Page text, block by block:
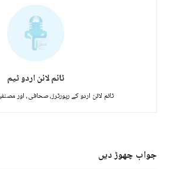
ٹائم لائن اردو ٹیم
ٹائم لائن اردو کے رپورٹرز، صحافی، اور
جواب چھوڑ دیں